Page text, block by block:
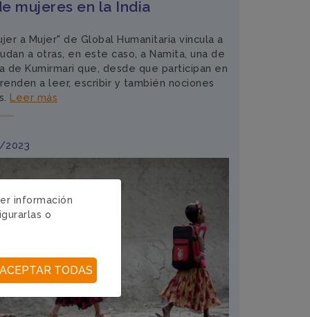
mujeres en la India
a Mujer" de Global Humanitaria vincula a
a otras, en este caso, a Namita, una de
de Kumirmari que, desde que participan en
a leer, escribir y también nociones
Leer más
2023
información
o
ACEPTAR TODAS